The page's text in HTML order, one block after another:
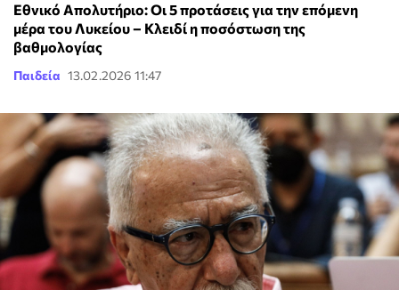
Εθνικό Απολυτήριο: Οι 5 προτάσεις για την επόμενη
μέρα του Λυκείου – Κλειδί η ποσόστωση της
βαθμολογίας
Παιδεία 13.02.2026 11:47